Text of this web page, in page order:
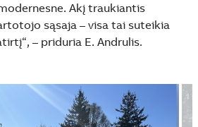
Akį traukiantis
sąsaja – visa tai suteikia
– priduria E. Andrulis.